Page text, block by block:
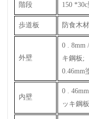
階段 150 *30c
歩道板 防食木材
外壁
0 . 8mm
キ鋼板;
0.46mm
内壁
0 .
ッキ鋼板